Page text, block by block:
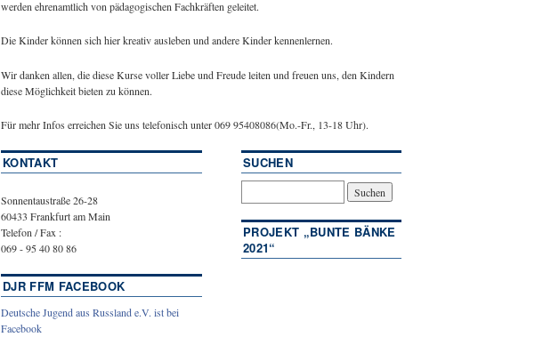
werden ehrenamtlich von pädagogischen Fachkräften geleitet.
Die Kinder können sich hier kreativ ausleben und andere Kinder kennenlernen.
Wir danken allen, die diese Kurse voller Liebe und Freude leiten und freuen uns, den Kindern
diese Möglichkeit bieten zu können.
Für mehr Infos erreichen Sie uns telefonisch unter 069 95408086(Mo.-Fr., 13-18 Uhr).
KONTAKT
Sonnentaustraße 26-28
60433 Frankfurt am Main
Telefon / Fax :
069 - 95 40 80 86
DJR FFM FACEBOOK
Deutsche Jugend aus Russland e.V. ist bei
Facebook
SUCHEN
PROJEKT „BUNTE BÄNKE
2021“